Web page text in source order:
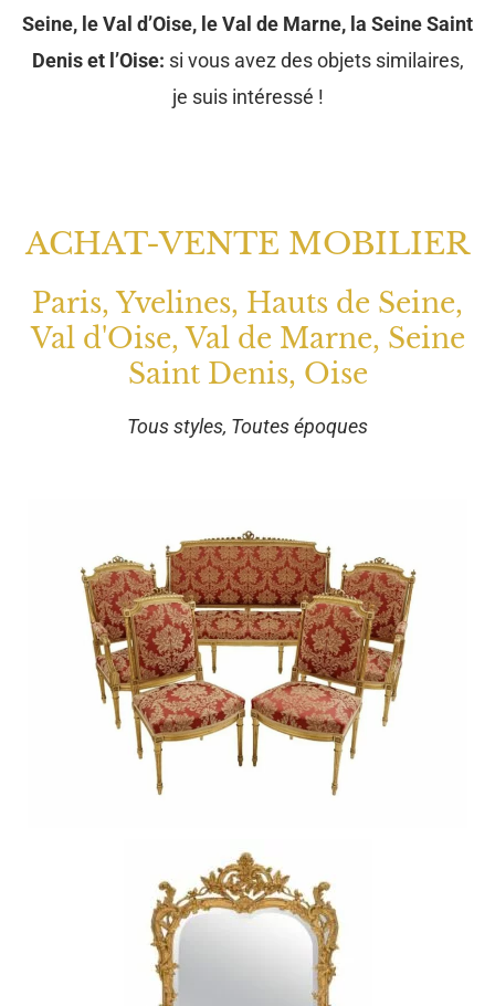
Seine, le Val d’Oise, le Val de Marne, la Seine Saint
Denis et l’Oise: si vous avez des objets similaires,
je suis intéressé !
ACHAT-VENTE MOBILIER
Paris, Yvelines, Hauts de Seine,
Val d'Oise, Val de Marne, Seine
Saint Denis, Oise
Tous styles, Toutes époques